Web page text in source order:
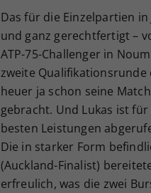
Das für die Einzelpartien
und ganz gerechtfertigt –
ATP-75-Challenger in
zweite
heuer ja schon seine
gebracht. Und Lukas ist
besten Leistungen
Die in starker Form
(Auckland-Finalist)
erfreulich, was die zwei